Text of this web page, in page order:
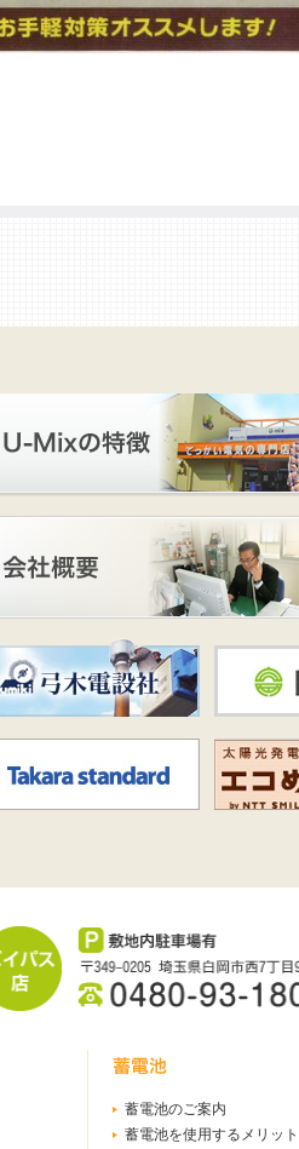
蓄電池のご案内
蓄電池を使用するメリット